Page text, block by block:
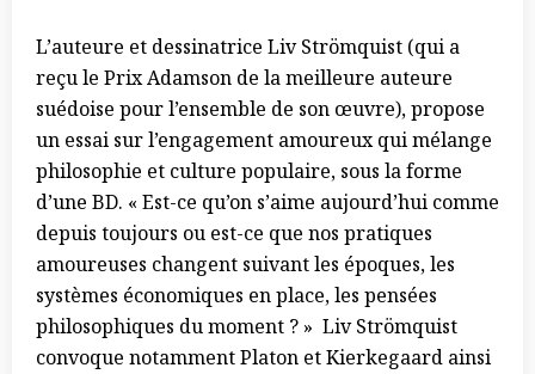
L’auteure et dessinatrice Liv Strömquist (qui a
reçu le Prix Adamson de la meilleure auteure
suédoise pour l’ensemble de son œuvre), propose
un essai sur l’engagement amoureux qui mélange
philosophie et culture populaire, sous la forme
d’une BD. « Est-ce qu’on s’aime aujourd’hui comme
depuis toujours ou est-ce que nos pratiques
amoureuses changent suivant les époques, les
systèmes économiques en place, les pensées
philosophiques du moment ? » Liv Strömquist
convoque notamment Platon et Kierkegaard ainsi